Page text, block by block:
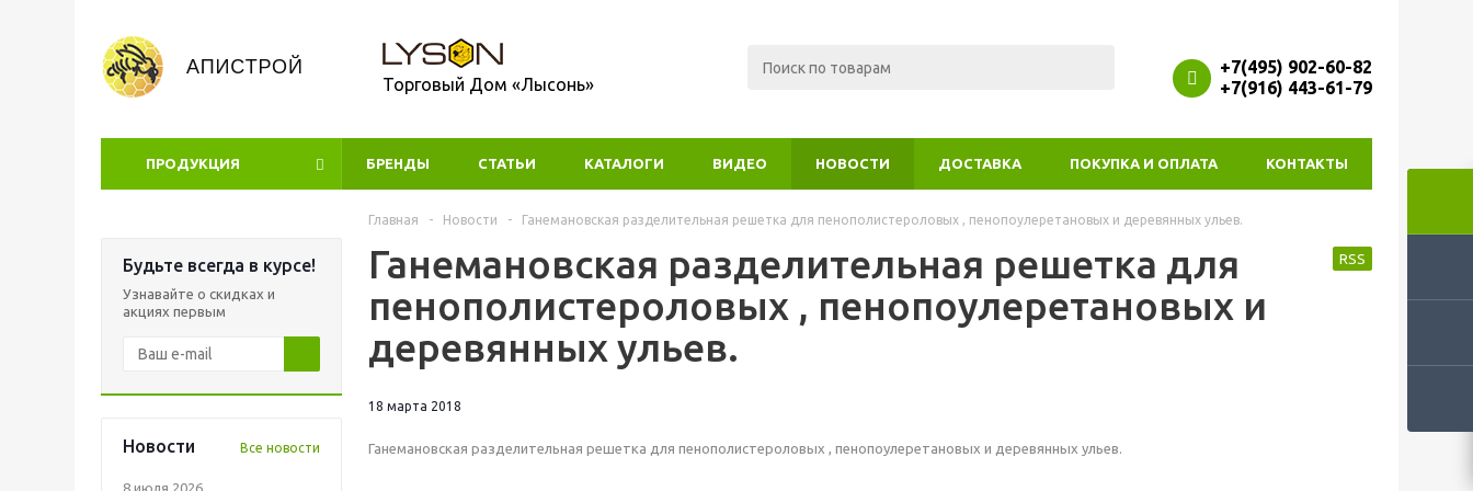
Торговый Дом «Лысонь»
+7(495) 902-60-82
+7(916) 443-61-79
ПРОДУКЦИЯ УЦЕНКА
БРЕНДЫ СТАТЬИ КАТАЛОГИ ВИДЕО НОВОСТИ ДОСТАВКА ПОКУПКА И ОПЛАТА КОНТАКТЫ
Будьте всегда в курсе!
Узнавайте о скидках и
акциях первым
Новости Все новости
8 июля 2026
Главная - Новости - Ганемановская разделительная решетка для пенополистероловых , пенопоулеретановых и деревянных ульев.
Ганемановская разделительная решетка для
пенополистероловых , пенопоулеретановых и
деревянных ульев.
RSS
18 марта 2018
Ганемановская разделительная решетка для пенополистероловых , пенопоулеретановых и деревянных ульев.